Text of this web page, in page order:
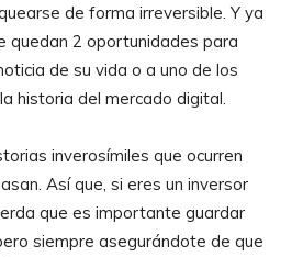
de forma irreversible. Y ya
quedan 2 oportunidades para
de su vida o a uno de los
historia del mercado digital.
inverosímiles que ocurren
Así que, si eres un inversor
que es importante guardar
siempre asegurándote de que